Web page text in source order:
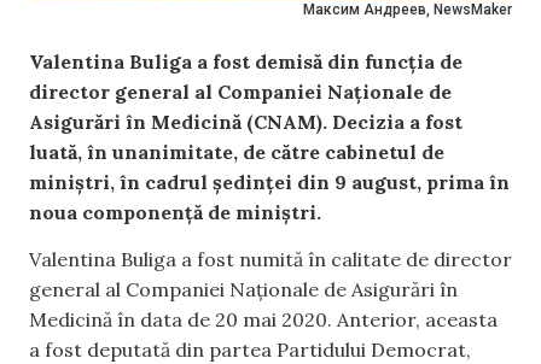
Максим Андреев, NewsMaker
Valentina Buliga a fost demisă din funcția de
director general al Companiei Naționale de
Asigurări în Medicină (CNAM). Decizia a fost
luată, în unanimitate, de către cabinetul de
miniștri, în cadrul ședinței din 9 august, prima în
noua componență de miniștri.
Valentina Buliga a fost numită în calitate de director
general al Companiei Naționale de Asigurări în
Medicină în data de 20 mai 2020. Anterior, aceasta
a fost deputată din partea Partidului Democrat,